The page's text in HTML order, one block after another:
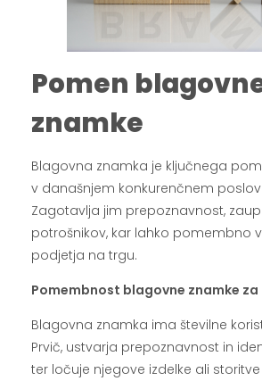
Pomen
znamke
Blagovna znamka je ključnega
v današnjem konkurenčnem
Zagotavlja jim prepoznavnost,
potrošnikov, kar lahko pomembno
podjetja na trgu.
Pomembnost blagovne znamke
Blagovna znamka ima številne
Prvič, ustvarja prepoznavnost in
ter ločuje njegove izdelke ali